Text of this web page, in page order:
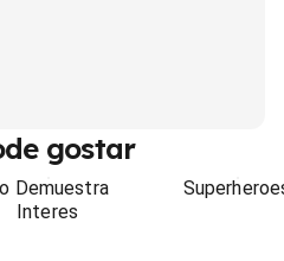
gostar
Demuestra
Interes